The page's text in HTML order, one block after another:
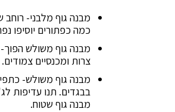
מבנה גוף מלבני- רוחב
כמה כפתורים יוסיפו
מבנה גוף משולש הפוך-
צרות ומכנסיים
מבנה גוף משולש-
בבגדים. תנו עדיפות
מבנה גוף שטוח.